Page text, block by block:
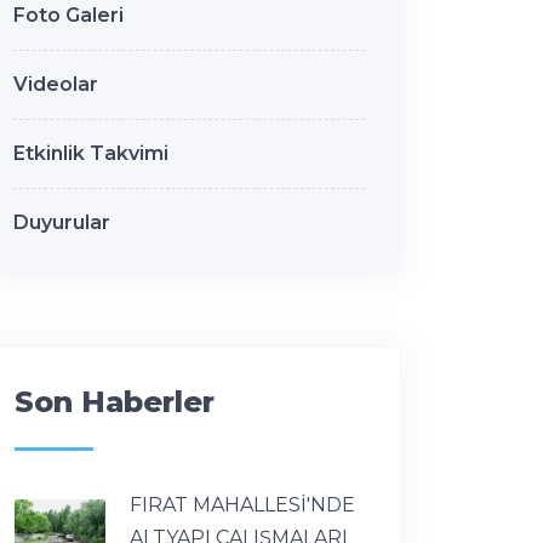
Foto Galeri
Videolar
Etkinlik Takvimi
Duyurular
Son Haberler
FIRAT MAHALLESİ'NDE
ALTYAPI ÇALIŞMALARI